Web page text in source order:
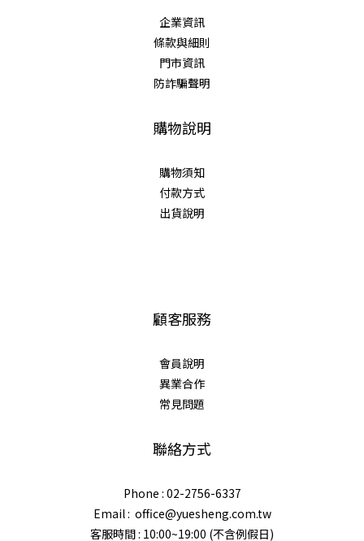
企業資訊
條款與細則
門市資訊
防詐騙聲明
購物說明
購物須知
付款方式
出貨說明
顧客服務
會員說明
異業合作
常見問題
聯絡方式
Phone : 02-2756-6337
Email : office@yuesheng.com.tw
客服時間 : 10:00~19:00 (不含例假日)